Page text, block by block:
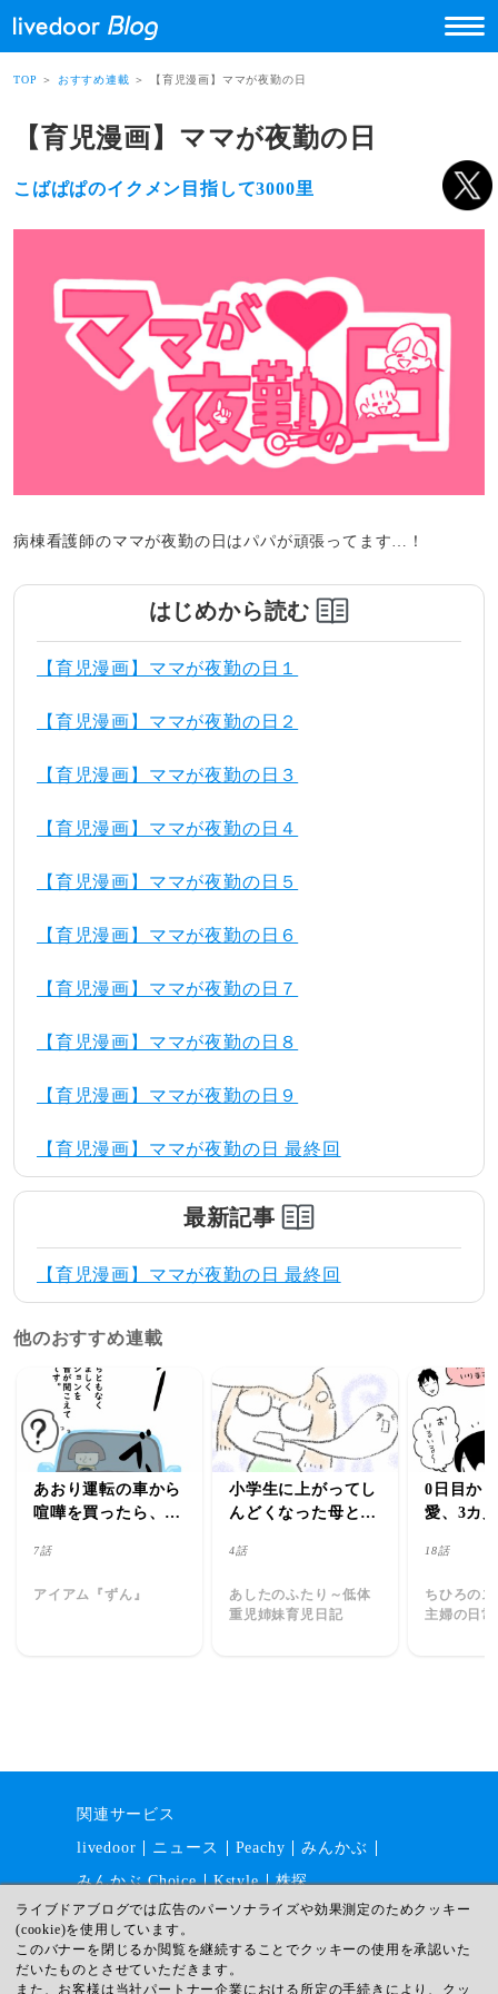
TOP ＞ おすすめ連載 ＞ 【育児漫画】ママが夜勤の日
【育児漫画】ママが夜勤の日
こばぱぱのイクメン目指して3000里
病棟看護師のママが夜勤の日はパパが頑張ってます…！
はじめから読む
【育児漫画】ママが夜勤の日１
【育児漫画】ママが夜勤の日２
【育児漫画】ママが夜勤の日３
【育児漫画】ママが夜勤の日４
【育児漫画】ママが夜勤の日５
【育児漫画】ママが夜勤の日６
【育児漫画】ママが夜勤の日７
【育児漫画】ママが夜勤の日８
【育児漫画】ママが夜勤の日９
【育児漫画】ママが夜勤の日 最終回
最新記事
【育児漫画】ママが夜勤の日 最終回
他のおすすめ連載
あおり運転の車から
喧嘩を買ったら、え
話
7話
アイアム『ずん』
小学生に上がってし
んどくなった母と楽
い
4話
あしたのふたり～低体
重児姉妹育児日記
0日目か
愛、3カ
18話
ちひろの
主婦の日
関連サービス
livedoor
ニュース Peachy
みんかぶ
みんかぶ Choice
Kstyle 株探
運営会社 採用情報
利用規約
ガイドライン
サイトマップ
ライブドアブログでは広告のパーソナライズや効果測定のためクッキー
(cookie)を使用しています。
このバナーを閉じるか閲覧を継続することでクッキーの使用を承認いた
だいたものとさせていただきます。
また、お客様は当社パートナー企業における所定の手続きにより、クッ